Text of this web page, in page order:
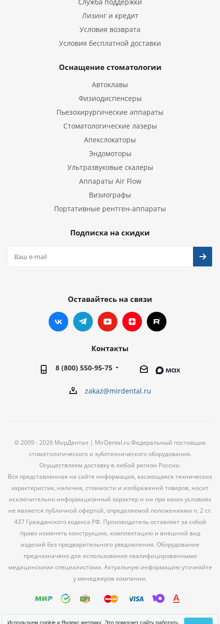
Лизинг и кредит
Условия возврата
Условия бесплатной доставки
Оснащение стоматологии
Автоклавы
Физиодиспенсеры
Пьезохирургические аппараты
Стоматологические лазеры
Апекслокаторы
Эндомоторы
Ультразвуковые скалеры
Аппараты Air Flow
Визиографы
Портативные рентген-аппараты
Подписка на скидки
Оставайтесь на связи
Контакты
8 (800) 550-95-75
zakaz@mirdental.ru
© 2009 - 2026 МирДентал | MirDental.ru Федеральный поставщик
стоматологического и зуботехнического оборудования.
Осуществляем доставку в любой регион России.
Вся представленная на сайте информация, касающаяся технических
характеристик, наличия, стоимости и изображений товаров, носит
исключительно информационный характер и ни при каких условиях
не является публичной офертой, определяемой положениями п. 2 ст.
437 Гражданского кодекса РФ. Производитель оставляет за собой
право изменять конструкцию, комплектацию и внешний вид
изделий без предварительного уведомления. Оборудование
предназначено для использования квалифицированными
медицинскими специалистами. Актуальную информацию уточняйте
у менеджеров компании.
Используем cookie и Яндекс метрику. Это помогает сайту работать